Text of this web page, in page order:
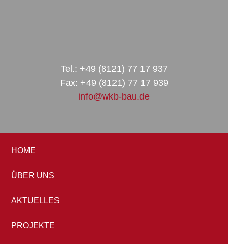
Tel.: +49 (8121) 77 17 937
Fax: +49 (8121) 77 17 939
info@wkb-bau.de
HOME
ÜBER UNS
AKTUELLES
PROJEKTE